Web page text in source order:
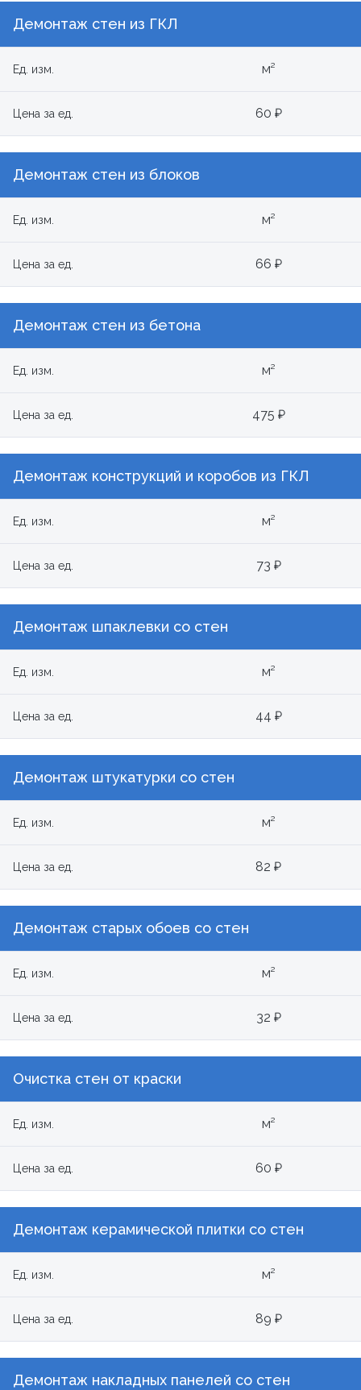
Демонтаж стен из ГКЛ
Ед. изм. м²
Цена за ед. 60 ₽
Демонтаж стен из блоков
Ед. изм. м²
Цена за ед. 66 ₽
Демонтаж стен из бетона
Ед. изм. м²
Цена за ед. 475 ₽
Демонтаж конструкций и коробов из ГКЛ
Ед. изм. м²
Цена за ед. 73 ₽
Демонтаж шпаклевки со стен
Ед. изм. м²
Цена за ед. 44 ₽
Демонтаж штукатурки со стен
Ед. изм. м²
Цена за ед. 82 ₽
Демонтаж старых обоев со стен
Ед. изм. м²
Цена за ед. 32 ₽
Очистка стен от краски
Ед. изм. м²
Цена за ед. 60 ₽
Демонтаж керамической плитки со стен
Ед. изм. м²
Цена за ед. 89 ₽
Демонтаж накладных панелей со стен